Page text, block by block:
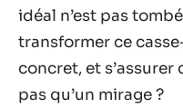
idéal n’est pas
transformer ce
concret, et
pas qu’un mirage ?